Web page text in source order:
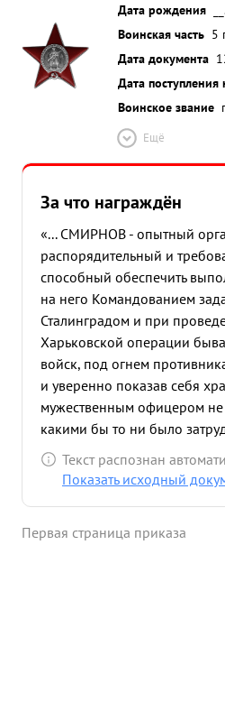
Дата рождения
Воинская часть 5
Дата документа
Дата поступления
Воинское звание
Ещё
За что награждён
«... СМИРНОВ - опытный
распорядительный и
способный обеспечить
на него Командованием
Сталинградом и при
Харьковской операции
войск, под огнем
и уверенно показав себя
мужественным офицером
какими бы то ни было
настойчиво добиваю щимся
порученных ему
печатаных работ и
Текст распознан
Показать исходный
Первая страница приказа